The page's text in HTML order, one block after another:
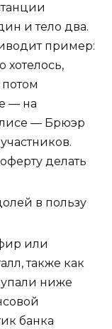
и тело два.
пример:
хотелось,
— на
— Брюэр
делать
в пользу
или
также как
ниже
банка